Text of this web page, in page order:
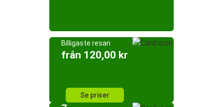
Billigaste resan
från 120,00 kr
Se priser